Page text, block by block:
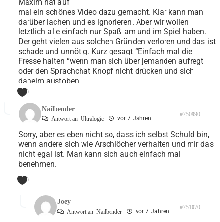
Maxim hat auf
mal ein schönes Video dazu gemacht. Klar kann man
darüber lachen und es ignorieren. Aber wir wollen
letztlich alle einfach nur Spaß am und im Spiel haben.
Der geht vielen aus solchen Gründen verloren und das ist
schade und unnötig. Kurz gesagt “Einfach mal die
Fresse halten “wenn man sich über jemanden aufregt
oder den Sprachchat Knopf nicht drücken und sich
daheim austoben.
0
Nailbender
Antwort an Ultralogic vor 7 Jahren
#750990
Sorry, aber es eben nicht so, dass ich selbst Schuld bin,
wenn andere sich wie Arschlöcher verhalten und mir das
nicht egal ist. Man kann sich auch einfach mal
benehmen.
0
Joey
Antwort an Nailbender vor 7 Jahren
#751070